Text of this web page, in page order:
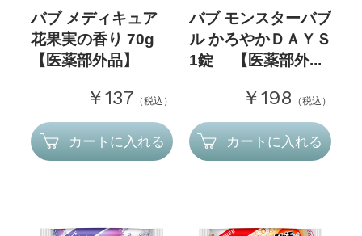
バブ メディキュア
花果実の香り 70g
【医薬部外品】
￥137 （税込）
カートに入れる
バブ モンスターバブ
ル かろやかＤＡＹＳ
1錠 【医薬部外...
￥198 （税込）
カートに入れる